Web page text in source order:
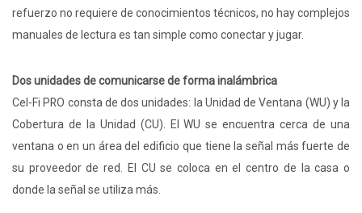
refuerzo no requiere de conocimientos técnicos, no hay complejos
manuales de lectura es tan simple como conectar y jugar.
Dos unidades de comunicarse de forma inalámbrica
Cel-Fi PRO consta de dos unidades: la Unidad de Ventana (WU) y la
Cobertura de la Unidad (CU). El WU se encuentra cerca de una
ventana o en un área del edificio que tiene la señal más fuerte de
su proveedor de red. El CU se coloca en el centro de la casa o
donde la señal se utiliza más.